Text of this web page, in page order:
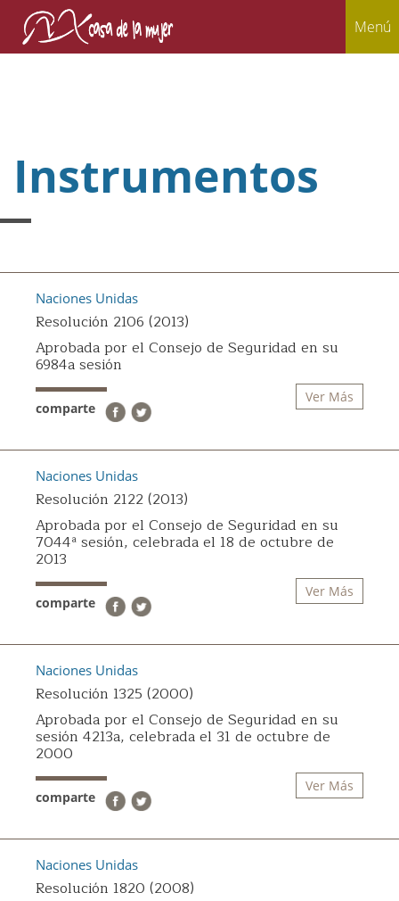
Menú
Instrumentos
Naciones Unidas
Resolución 2106 (2013)
Aprobada por el Consejo de Seguridad en su
6984a sesión
Ver Más
comparte
Naciones Unidas
Resolución 2122 (2013)
Aprobada por el Consejo de Seguridad en su
7044ª sesión, celebrada el 18 de octubre de
2013
Ver Más
comparte
Naciones Unidas
Resolución 1325 (2000)
Aprobada por el Consejo de Seguridad en su
sesión 4213a, celebrada el 31 de octubre de
2000
Ver Más
comparte
Naciones Unidas
Resolución 1820 (2008)